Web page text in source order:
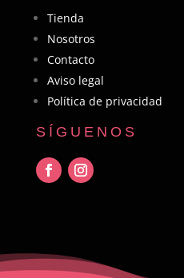
Tienda
Nosotros
Contacto
Aviso legal
Política de privacidad
SÍGUENOS